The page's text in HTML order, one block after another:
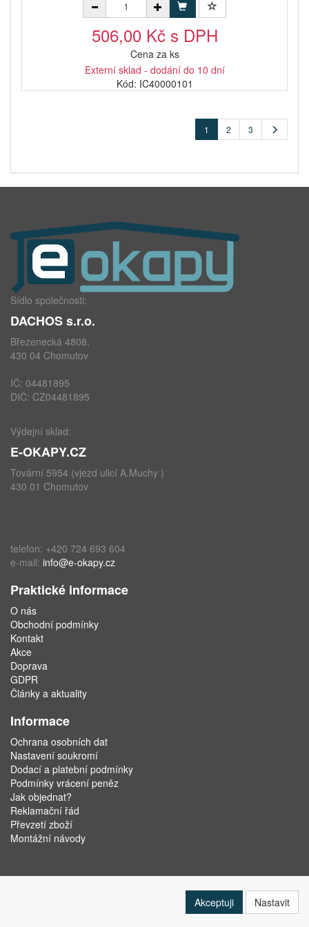
506,00 Kč s DPH
Cena za ks
Externí sklad - dodání do 10 dní
Kód: IC40000101
1 2 3
Sídlo společnosti:
DACHOS s.r.o.
Březenecká 4808,
430 04 Chomutov
IČ: 04481895
DIČ: CZ04481895
Výdejní sklad:
E-OKAPY.CZ
Tovární 5954 (vjezd ulicí A.Muchy )
430 01 Chomutov
telefon: +420 724 693 604
e-mail: info@e-okapy.cz
Praktické informace
O nás
Obchodní podmínky
Kontakt
Akce
Doprava
GDPR
Články a aktuality
Informace
Ochrana osobních dat
Nastavení soukromí
Dodací a platební podmínky
Podmínky vrácení peněz
Jak objednat?
Reklamační řád
Převzetí zboží
Montážní návody
Akceptuji Nastavit